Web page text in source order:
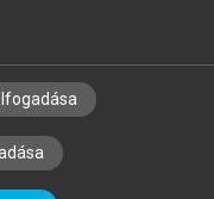
ALAPELVEK